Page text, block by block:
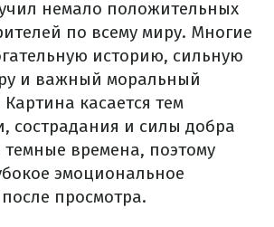
немало положительных
по всему миру. Многие
историю, сильную
и важный моральный
касается тем
сострадания и силы добра
времена, поэтому
эмоциональное
просмотра.